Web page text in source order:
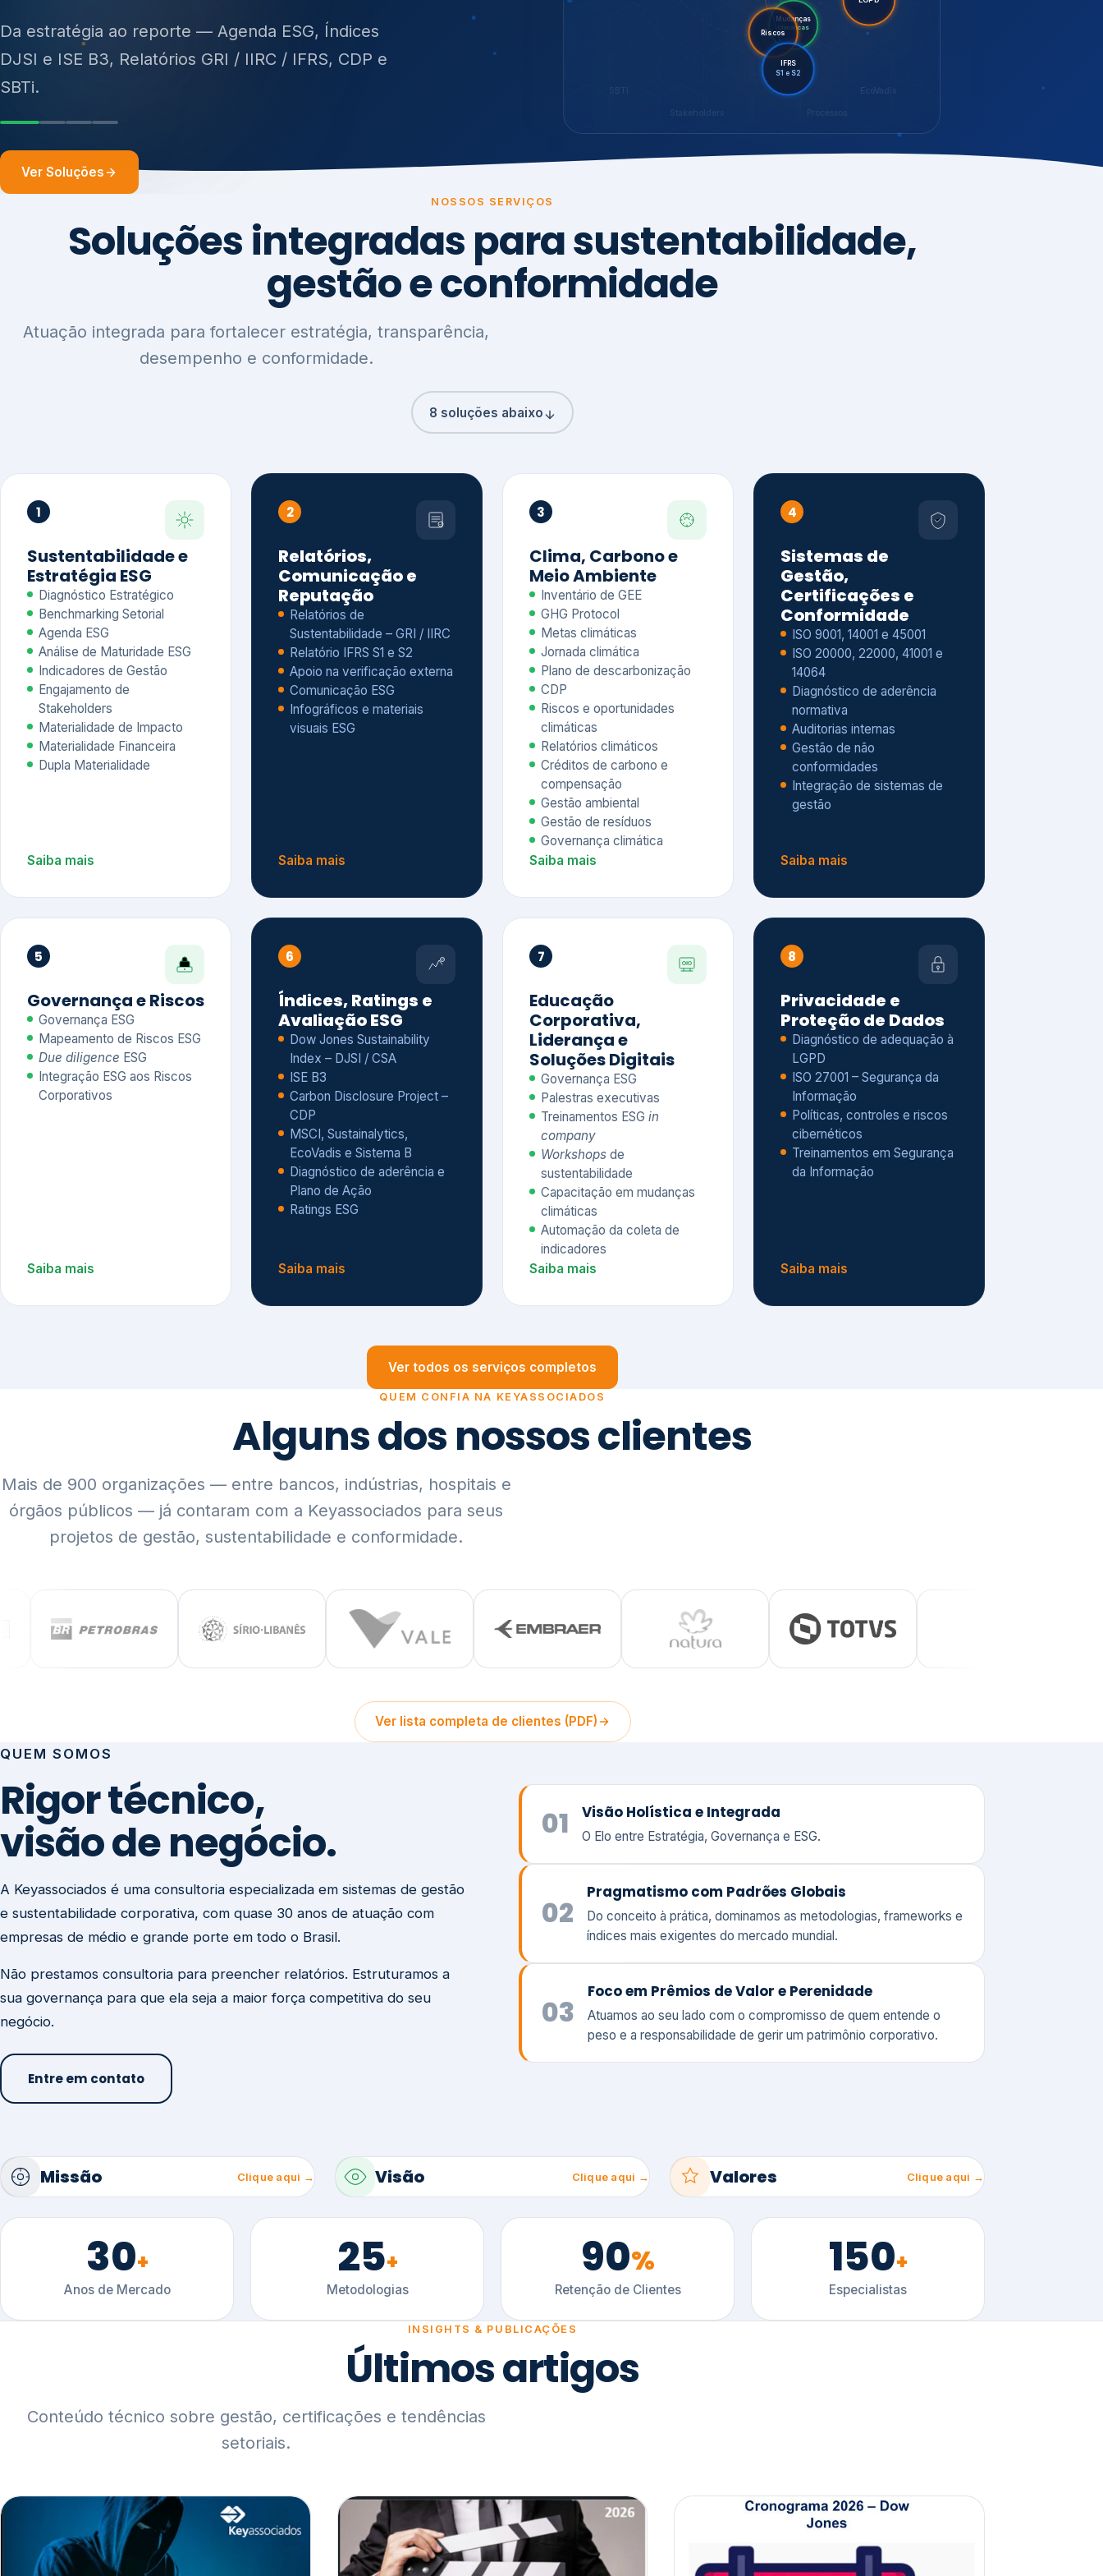
Da estratégia ao reporte — Agenda ESG, Índices
DJSI e ISE B3, Relatórios GRI / IIRC / IFRS, CDP e
SBTi.
14001, ISO 45001, ONA e PNQ — Gestão de resíduos
sólidos (PGRS/PMGRS).
Ver Soluções
EcoVadis
Mudanças
Climáticas
Riscos
LGPD
IFRS
S1 e S2
NOSSOS SERVIÇOS
Soluções integradas para sustentabilidade,
gestão e conformidade
Atuação integrada para fortalecer estratégia, transparência,
desempenho e conformidade.
8 soluções abaixo
1
Sustentabilidade e
Estratégia ESG
Diagnóstico Estratégico
Benchmarking Setorial
Agenda ESG
Análise de Maturidade ESG
Indicadores de Gestão
Engajamento de
Stakeholders
Materialidade de Impacto
Materialidade Financeira
Dupla Materialidade
Saiba mais
2
Relatórios,
Comunicação e
Reputação
Relatórios de
Sustentabilidade – GRI / IIRC
Relatório IFRS S1 e S2
Apoio na verificação externa
Comunicação ESG
Infográficos e materiais
visuais ESG
Saiba mais
3
Clima, Carbono e
Meio Ambiente
Inventário de GEE
GHG Protocol
Metas climáticas
Jornada climática
Plano de descarbonização
CDP
Riscos e oportunidades
climáticas
Relatórios climáticos
Créditos de carbono e
compensação
Gestão ambiental
Gestão de resíduos
Governança climática
Saiba mais
4
Sistemas de
Gestão,
Certificações e
Conformidade
ISO 9001, 14001 e 45001
ISO 20000, 22000, 41001 e
14064
Diagnóstico de aderência
normativa
Auditorias internas
Gestão de não
conformidades
Integração de sistemas de
gestão
Saiba mais
5
Governança e Riscos
Governança ESG
Mapeamento de Riscos ESG
Due diligence ESG
Integração ESG aos Riscos
Corporativos
Saiba mais
6
Índices, Ratings e
Avaliação ESG
Dow Jones Sustainability
Index – DJSI / CSA
ISE B3
Carbon Disclosure Project –
CDP
MSCI, Sustainalytics,
EcoVadis e Sistema B
Diagnóstico de aderência e
Plano de Ação
Ratings ESG
Saiba mais
7
Educação
Corporativa,
Liderança e
Soluções Digitais
Governança ESG
Palestras executivas
Treinamentos ESG in
company
Workshops de
sustentabilidade
Capacitação em mudanças
climáticas
Automação da coleta de
indicadores
Saiba mais
8
Privacidade e
Proteção de Dados
Diagnóstico de adequação à
LGPD
ISO 27001 – Segurança da
Informação
Políticas, controles e riscos
cibernéticos
Treinamentos em Segurança
da Informação
Saiba mais
Ver todos os serviços completos
QUEM CONFIA NA KEYASSOCIADOS
Alguns dos nossos clientes
Mais de 900 organizações — entre bancos, indústrias, hospitais e
órgãos públicos — já contaram com a Keyassociados para seus
projetos de gestão, sustentabilidade e conformidade.
Ver lista completa de clientes (PDF)
QUEM SOMOS
Rigor técnico,
visão de negócio.
A Keyassociados é uma consultoria especializada em sistemas de gestão
e sustentabilidade corporativa, com quase 30 anos de atuação com
empresas de médio e grande porte em todo o Brasil.
Não prestamos consultoria para preencher relatórios. Estruturamos a
sua governança para que ela seja a maior força competitiva do seu
negócio.
Entre em contato
01 Visão Holística e Integrada
O Elo entre Estratégia, Governança e ESG.
02
Pragmatismo com Padrões Globais
Do conceito à prática, dominamos as metodologias, frameworks e
índices mais exigentes do mercado mundial.
03
Foco em Prêmios de Valor e Perenidade
Atuamos ao seu lado com o compromisso de quem entende o
peso e a responsabilidade de gerir um patrimônio corporativo.
Missão Clique aqui → Visão Clique aqui → Valores Clique aqui →
30+
Anos de Mercado
25+
Metodologias
90%
Retenção de Clientes
150+
Especialistas
INSIGHTS & PUBLICAÇÕES
Últimos artigos
Conteúdo técnico sobre gestão, certificações e tendências
setoriais.